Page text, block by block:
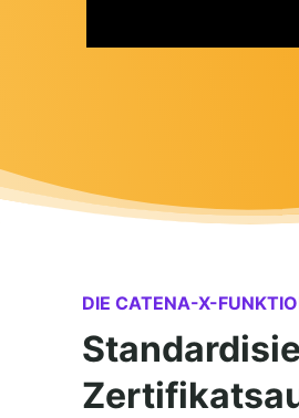
DIE CATENA-X-